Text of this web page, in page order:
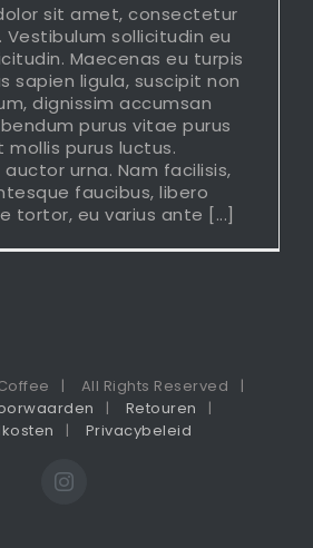
sit amet, consectetur
sollicitudin eu
Maecenas eu turpis
sapien ligula, suscipit non
dignissim accumsan
purus vitae purus
mollis purus luctus.
urna. Nam facilisis,
faucibus, libero
tortor, eu varius ante [...]
| All Rights Reserved |
| Retouren |
| Privacybeleid